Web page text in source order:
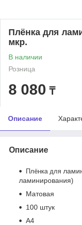
Плёнка для
мкр.
В наличии
Розница
8 080 ₸
Описание
Описание
Плёнка для
ламинирования)
Матовая
100 штук
А4